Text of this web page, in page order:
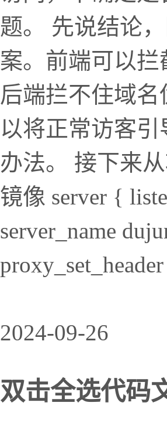
题。 先说结论
案。前端可以
后端拦不住域
以将正常访客
办法。 接下来
镜像 server {
server_name
2024-09-26
双击全选代码